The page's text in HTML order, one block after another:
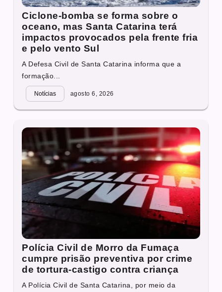
Ciclone-bomba se forma sobre o
oceano, mas Santa Catarina terá
impactos provocados pela frente fria
e pelo vento Sul
A Defesa Civil de Santa Catarina informa que a
formação...
Notícias agosto 6, 2026
Polícia Civil de Morro da Fumaça
cumpre prisão preventiva por crime
de tortura-castigo contra criança
A Polícia Civil de Santa Catarina, por meio da